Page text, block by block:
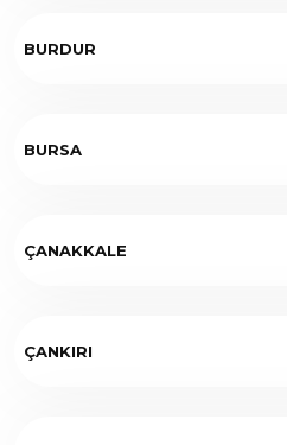
BURDUR
BURSA
ÇANAKKALE
ÇANKIRI